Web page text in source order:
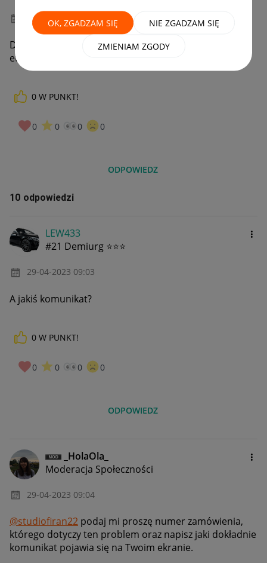
OK, ZGADZAM SIĘ NIE ZGADZAM SIĘ
ZMIENIAM ZGODY
‎29-04-2023 09:01
Dlaczego już drugi dzień nie mogę wygenerować
etykiet wysyłam z allegro?
0 W PUNKT!
0 0 0 0
ODPOWIEDZ
10 odpowiedzi
LEW433
#21 Demiurg ⭐⭐⭐
‎29-04-2023 09:03
A jakiś komunikat?
0 W PUNKT!
0 0 0 0
ODPOWIEDZ
_HolaOla_
Moderacja Społeczności
‎29-04-2023 09:04
@studiofiran22 podaj mi proszę numer zamówienia,
którego dotyczy ten problem oraz napisz jaki dokładnie
komunikat pojawia się na Twoim ekranie.